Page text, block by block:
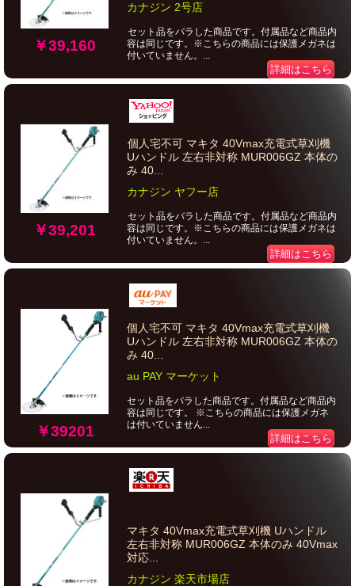
￥39,160
カナジン 2号店
セット品をバラした商品です。付属品など商品内
容は同じです。※こちらの商品には保護メガネは
付いていません。...
詳細はこちら
￥39,201
個人宅不可 マキタ 40Vmax充電式草刈機
Uハンドル 左右非対称 MUR006GZ 本体の
み 40...
カナジン ヤフー店
セット品をバラした商品です。付属品など商品内
容は同じです。※こちらの商品には保護メガネは
付いていません。...
詳細はこちら
￥39201
個人宅不可 マキタ 40Vmax充電式草刈機
Uハンドル 左右非対称 MUR006GZ 本体の
み 40...
au PAY マーケット
セット品をバラした商品です。付属品など商品内
容は同じです。 ※こちらの商品には保護メガネ
は付いていません...
詳細はこちら
マキタ 40Vmax充電式草刈機 Uハンドル
左右非対称 MUR006GZ 本体のみ 40Vmax
対応...
カナジン 楽天市場店